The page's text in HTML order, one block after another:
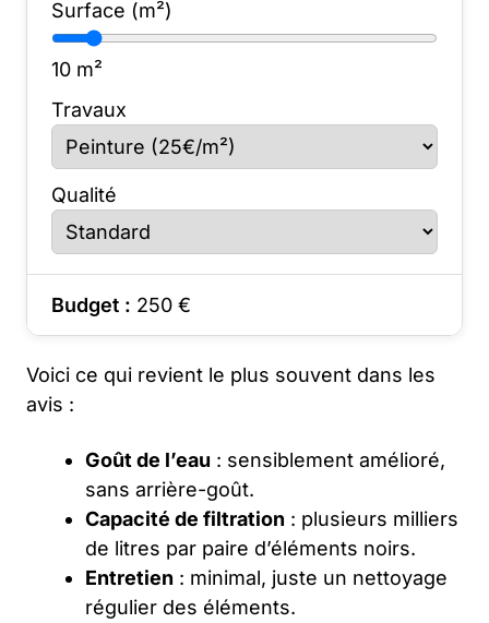
Surface (m²)
10 m²
Travaux
Qualité
Budget : 250 €
Voici ce qui revient le plus souvent dans les
avis :
Goût de l’eau : sensiblement amélioré,
sans arrière-goût.
Capacité de filtration : plusieurs milliers
de litres par paire d’éléments noirs.
Entretien : minimal, juste un nettoyage
régulier des éléments.